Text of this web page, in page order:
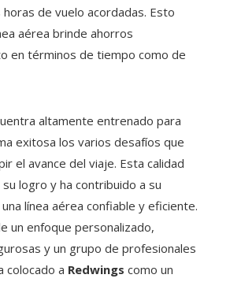
de vuelo acordadas. Esto
aérea brinde ahorros
en términos de tiempo como de
altamente entrenado para
exitosa los varios desafíos que
el avance del viaje. Esta calidad
su logro y ha contribuido a su
línea aérea confiable y eficiente.
un enfoque personalizado,
y un grupo de profesionales
colocado a Redwings como un